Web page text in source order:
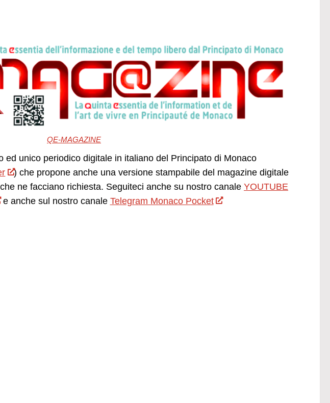
QE-MAGAZINE
ed unico periodico digitale in italiano del Principato di Monaco
) che propone anche una versione stampabile del magazine digitale
ne facciano richiesta. Seguiteci anche su nostro canale YOUTUBE
e anche sul nostro canale Telegram Monaco Pocket